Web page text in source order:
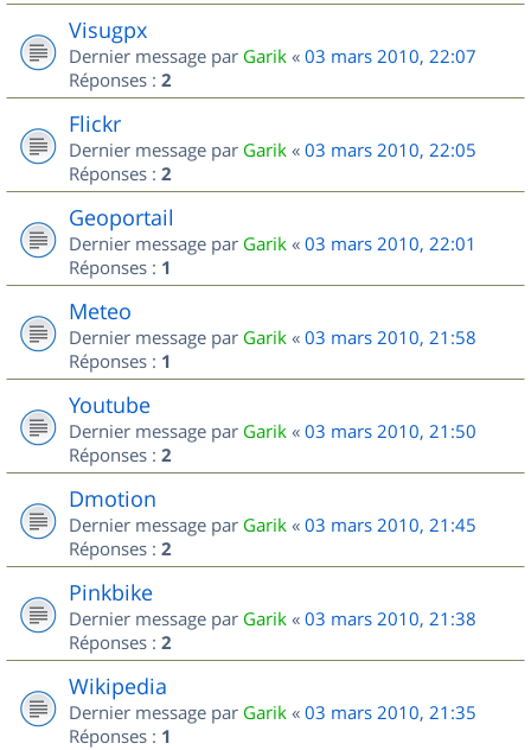
Visugpx
Dernier message par Garik « 03 mars 2010, 22:07
Réponses : 2
Flickr
Dernier message par Garik « 03 mars 2010, 22:05
Réponses : 2
Geoportail
Dernier message par Garik « 03 mars 2010, 22:01
Réponses : 1
Meteo
Dernier message par Garik « 03 mars 2010, 21:58
Réponses : 1
Youtube
Dernier message par Garik « 03 mars 2010, 21:50
Réponses : 2
Dmotion
Dernier message par Garik « 03 mars 2010, 21:45
Réponses : 2
Pinkbike
Dernier message par Garik « 03 mars 2010, 21:38
Réponses : 2
Wikipedia
Dernier message par Garik « 03 mars 2010, 21:35
Réponses : 1